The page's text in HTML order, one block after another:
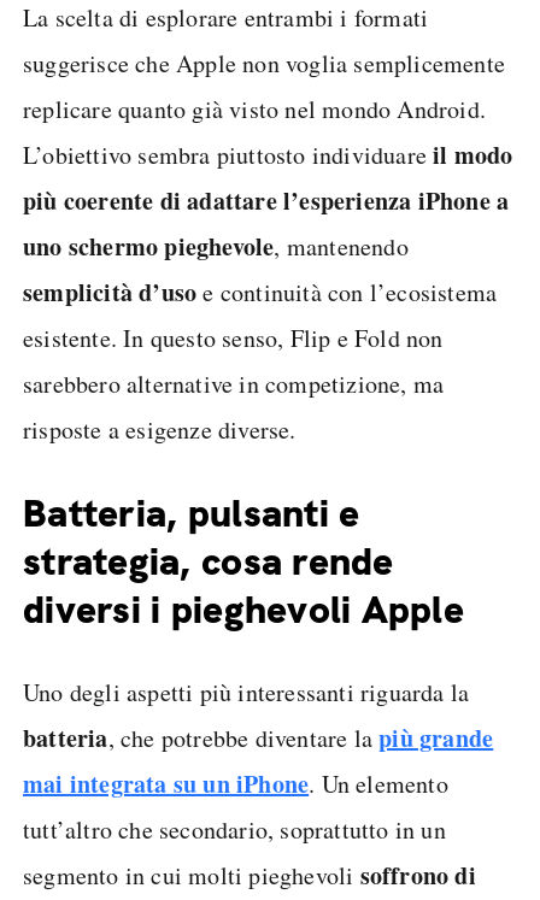
La scelta di esplorare entrambi i formati
suggerisce che Apple non voglia semplicemente
replicare quanto già visto nel mondo Android.
L’obiettivo sembra piuttosto individuareil modo
più coerente di adattare l’esperienza iPhone a
uno schermo pieghevole, mantenendo
semplicità d’usoe continuità con l’ecosistema
esistente. In questo senso, Flip e Fold non
sarebbero alternative in competizione, ma
risposte a esigenze diverse.
Batteria, pulsanti e
strategia, cosa rende
diversi i pieghevoli Apple
Uno degli aspetti più interessanti riguarda la
batteria, che potrebbe diventare lapiù grande
mai integrata su un iPhone. Un elemento
tutt’altro che secondario, soprattutto in un
segmento in cui molti pieghevoli soffrono di